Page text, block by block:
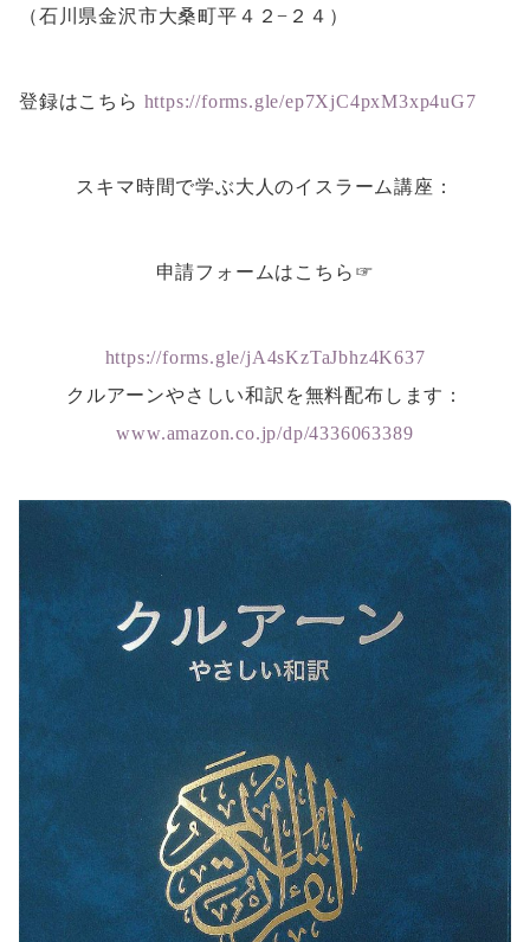
（石川県金沢市大桑町平４２−２４）
登録はこちら https://forms.gle/ep7XjC4pxM3xp4uG7
スキマ時間で学ぶ大人のイスラーム講座：
申請フォームはこちら☞
https://forms.gle/jA4sKzTaJbhz4K637
クルアーンやさしい和訳を無料配布します：
www.amazon.co.jp/dp/4336063389